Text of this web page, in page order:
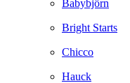
Babybjörn
Bright Starts
Chicco
Hauck